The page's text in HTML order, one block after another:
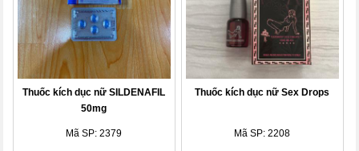
Thuốc kích dục nữ SILDENAFIL
50mg
Mã SP: 2379
Thuốc kích dục nữ Sex Drops
Mã SP: 2208